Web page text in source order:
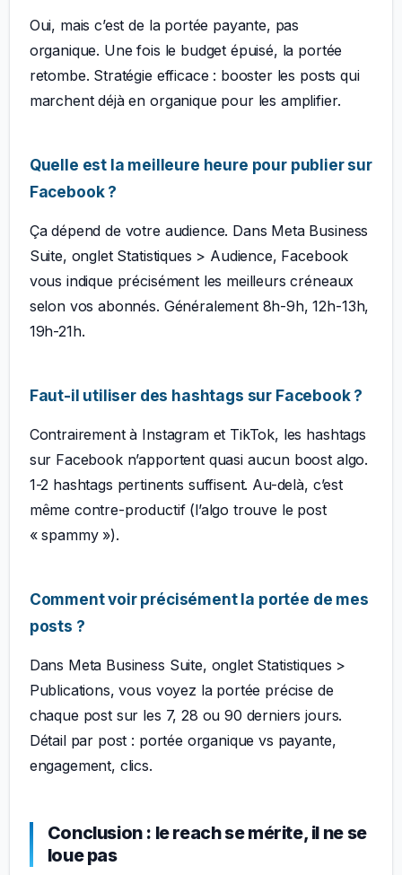
Oui, mais c’est de la portée payante, pas
organique. Une fois le budget épuisé, la portée
retombe. Stratégie efficace : booster les posts qui
marchent déjà en organique pour les amplifier.
Quelle est la meilleure heure pour publier sur
Facebook ?
Ça dépend de votre audience. Dans Meta Business
Suite, onglet Statistiques > Audience, Facebook
vous indique précisément les meilleurs créneaux
selon vos abonnés. Généralement 8h-9h, 12h-13h,
19h-21h.
Faut-il utiliser des hashtags sur Facebook ?
Contrairement à Instagram et TikTok, les hashtags
sur Facebook n’apportent quasi aucun boost algo.
1-2 hashtags pertinents suffisent. Au-delà, c’est
même contre-productif (l’algo trouve le post
« spammy »).
Comment voir précisément la portée de mes
posts ?
Dans Meta Business Suite, onglet Statistiques >
Publications, vous voyez la portée précise de
chaque post sur les 7, 28 ou 90 derniers jours.
Détail par post : portée organique vs payante,
engagement, clics.
Conclusion : le reach se mérite, il ne se
loue pas